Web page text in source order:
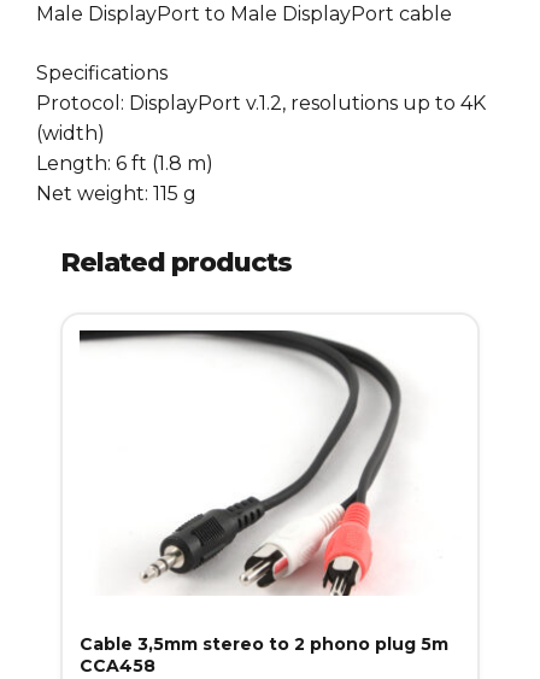
Male DisplayPort to Male DisplayPort cable
Specifications
Protocol: DisplayPort v.1.2, resolutions up to 4K
(width)
Length: 6 ft (1.8 m)
Net weight: 115 g
Related products
Cable 3,5mm stereo to 2 phono plug 5m
CCA458